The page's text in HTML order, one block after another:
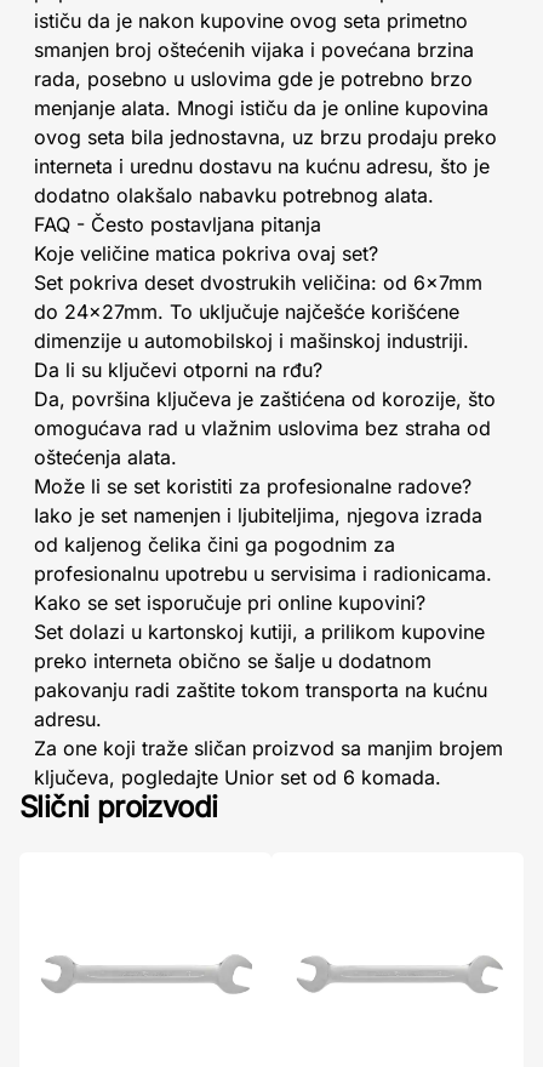
ističu da je nakon kupovine ovog seta primetno
smanjen broj oštećenih vijaka i povećana brzina
rada, posebno u uslovima gde je potrebno brzo
menjanje alata. Mnogi ističu da je online kupovina
ovog seta bila jednostavna, uz brzu prodaju preko
interneta i urednu dostavu na kućnu adresu, što je
dodatno olakšalo nabavku potrebnog alata.
FAQ - Često postavljana pitanja
Koje veličine matica pokriva ovaj set?
Set pokriva deset dvostrukih veličina: od 6x7mm
do 24x27mm. To uključuje najčešće korišćene
dimenzije u automobilskoj i mašinskoj industriji.
Da li su ključevi otporni na rđu?
Da, površina ključeva je zaštićena od korozije, što
omogućava rad u vlažnim uslovima bez straha od
oštećenja alata.
Može li se set koristiti za profesionalne radove?
Iako je set namenjen i ljubiteljima, njegova izrada
od kaljenog čelika čini ga pogodnim za
profesionalnu upotrebu u servisima i radionicama.
Kako se set isporučuje pri online kupovini?
Set dolazi u kartonskoj kutiji, a prilikom kupovine
preko interneta obično se šalje u dodatnom
pakovanju radi zaštite tokom transporta na kućnu
adresu.
Za one koji traže sličan proizvod sa manjim brojem
ključeva, pogledajte Unior set od 6 komada.
Slični proizvodi